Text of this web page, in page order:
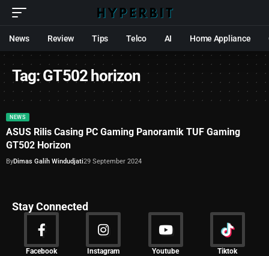
News Review Tips Telco AI Home Appliance
Tag:GT502 horizon
NEWS
ASUS Rilis Casing PC Gaming Panoramik TUF Gaming
GT502 Horizon
ByDimas Galih Windudjati29 September 2024
Stay Connected
Facebook Instagram Youtube Tiktok
News